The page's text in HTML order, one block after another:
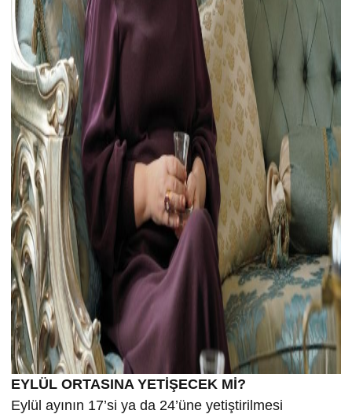
EYLÜL ORTASINA YETİŞECEK Mİ?
Eylül ayının 17’si ya da 24’üne yetiştirilmesi